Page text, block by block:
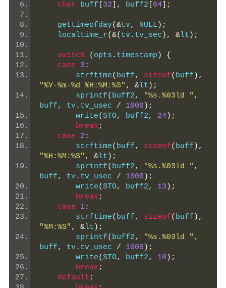
char buff 32 ], buff2 64 ];
    gettimeofday
(&tv, NULL );
    localtime_r
(&( tv. tv_sec ), &lt );
switch ( opts . timestamp )
{
case
3 :
        strftime
( buff, sizeof( buff ),
"%Y-%m-%d %H:%M:%S" , &lt );
        sprintf
( buff2, "%s.%03ld " ,
buff, tv. tv_usec / 1000 );
        write
(STO, buff2, 24);
break ;
case
2 :
        strftime
( buff, sizeof( buff ),
"%H:%M:%S" , &lt );
        sprintf
( buff2, "%s.%03ld " ,
buff, tv. tv_usec / 1000 );
        write
(STO, buff2, 13 );
break ;
case
1:
        strftime
( buff, sizeof( buff ),
"%M:%S" , &lt );
        sprintf
( buff2, "%s.%03ld " ,
buff, tv. tv_usec / 1000 );
        write
(STO, buff2, 10 );
break ;
default :